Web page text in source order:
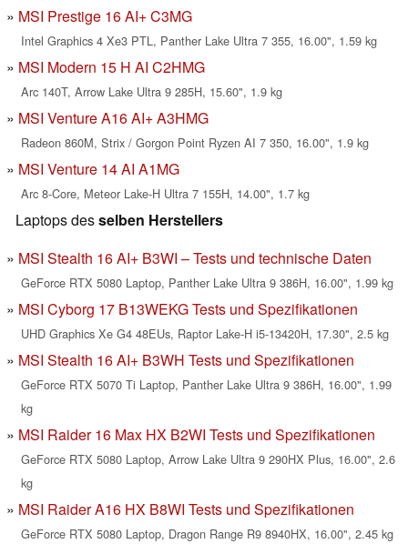
MSI Prestige 16 AI+ C3MG
Intel Graphics 4 Xe3 PTL, Panther Lake Ultra 7 355, 16.00", 1.59 kg
MSI Modern 15 H AI C2HMG
Arc 140T, Arrow Lake Ultra 9 285H, 15.60", 1.9 kg
MSI Venture A16 AI+ A3HMG
Radeon 860M, Strix / Gorgon Point Ryzen AI 7 350, 16.00", 1.9 kg
MSI Venture 14 AI A1MG
Arc 8-Core, Meteor Lake-H Ultra 7 155H, 14.00", 1.7 kg
Laptops desselben Herstellers
MSI Stealth 16 AI+ B3WI – Tests und technische Daten
GeForce RTX 5080 Laptop, Panther Lake Ultra 9 386H, 16.00", 1.99 kg
MSI Cyborg 17 B13WEKG Tests und Spezifikationen
UHD Graphics Xe G4 48EUs, Raptor Lake-H i5-13420H, 17.30", 2.5 kg
MSI Stealth 16 AI+ B3WH Tests und Spezifikationen
GeForce RTX 5070 Ti Laptop, Panther Lake Ultra 9 386H, 16.00", 1.99
kg
MSI Raider 16 Max HX B2WI Tests und Spezifikationen
GeForce RTX 5080 Laptop, Arrow Lake Ultra 9 290HX Plus, 16.00", 2.6
kg
MSI Raider A16 HX B8WI Tests und Spezifikationen
GeForce RTX 5080 Laptop, Dragon Range R9 8940HX, 16.00", 2.45 kg